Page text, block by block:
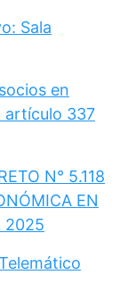
Sala
en
artículo 337
N° 5.118
EN
2025